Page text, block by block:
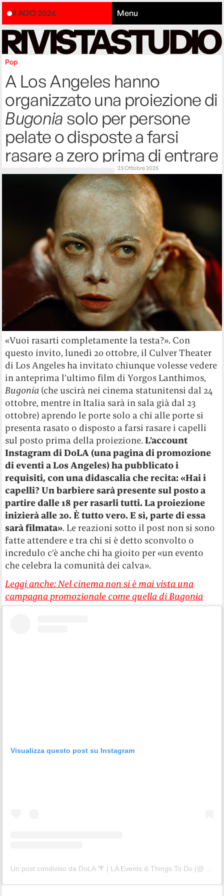
9 AGO 2026 Menu
Pop
A Los Angeles hanno
organizzato una proiezione di
Bugonia solo per persone
pelate o disposte a farsi
rasare a zero prima di entrare
23 Ottobre 2025
«Vuoi rasarti completamente la testa?». Con
questo invito, lunedì 20 ottobre, il Culver Theater
di Los Angeles ha invitato chiunque volesse vedere
in anteprima l’ultimo film di Yorgos Lanthimos,
Bugonia (che uscirà nei cinema statunitensi dal 24
ottobre, mentre in Italia sarà in sala già dal 23
ottobre) aprendo le porte solo a chi alle porte si
presenta rasato o disposto a farsi rasare i capelli
sul posto prima della proiezione.L’account
Instagram di DoLA (una pagina di promozione
di eventi a Los Angeles) ha pubblicato i
requisiti, con una didascalia che recita: «Hai i
capelli? Un barbiere sarà presente sul posto a
partire dalle 18 per rasarli tutti. La proiezione
inizierà alle 20. È tutto vero. E sì, parte di essa
sarà filmata». Le reazioni sotto il post non si sono
fatte attendere e tra chi si è detto sconvolto o
incredulo c’è anche chi ha gioito per «un evento
che celebra la comunità dei calva».
Leggi anche: Nel cinema non si è mai vista una
campagna promozionale come quella di Bugonia
Visualizza questo post su Instagram